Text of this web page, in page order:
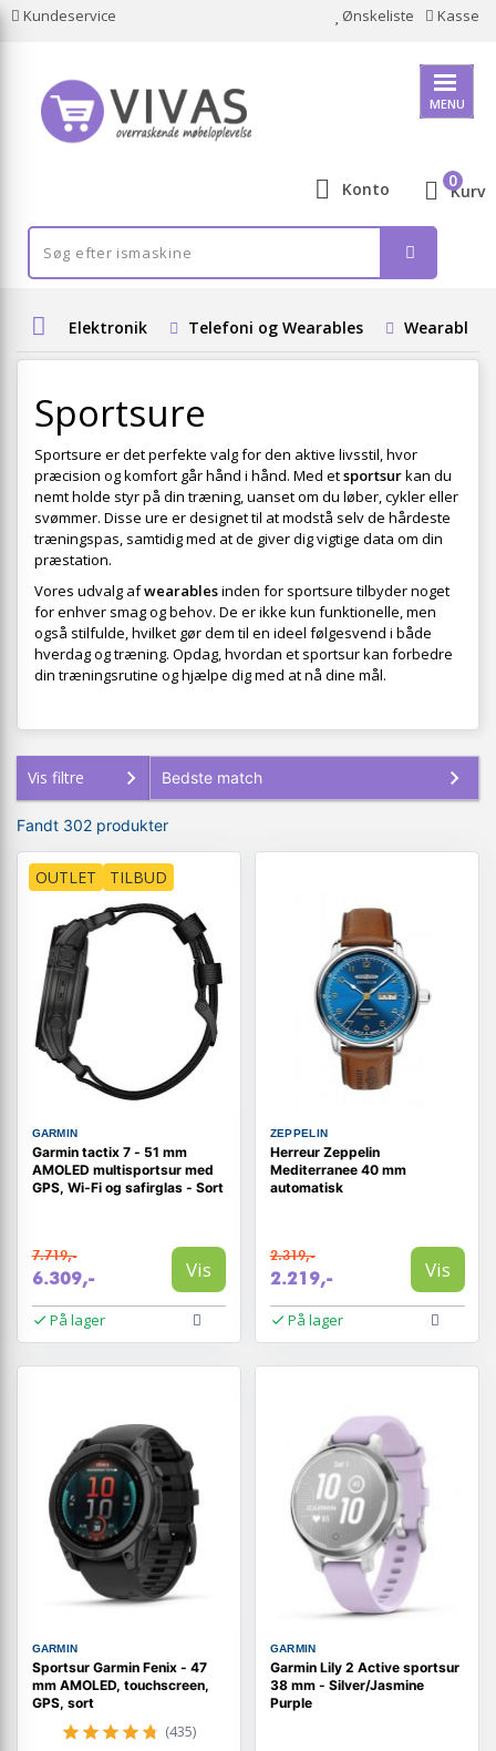
Kundeservice Ønskeliste Kasse
MENU
Konto Kurv
0
Elektronik Telefoni og Wearables Wearables
Sportsure
Sportsure er det perfekte valg for den aktive livsstil, hvor
præcision og komfort går hånd i hånd. Med etsportsurkan du
nemt holde styr på din træning, uanset om du løber, cykler eller
svømmer. Disse ure er designet til at modstå selv de hårdeste
træningspas, samtidig med at de giver dig vigtige data om din
præstation.
Vores udvalg afwearablesinden for sportsure tilbyder noget
for enhver smag og behov. De er ikke kun funktionelle, men
også stilfulde, hvilket gør dem til en ideel følgesvend i både
hverdag og træning. Opdag, hvordan et sportsur kan forbedre
din træningsrutine og hjælpe dig med at nå dine mål.
Vis filtre
Fandt 302 produkter
OUTLET TILBUD
GARMIN
Garmin tactix 7 - 51 mm
AMOLED multisportsur med
GPS, Wi‑Fi og safirglas - Sort
7.719,-
6.309,- Vis
På lager
ZEPPELIN
Herreur Zeppelin
Mediterranee 40 mm
automatisk
2.319,-
2.219,- Vis
På lager
GARMIN
Sportsur Garmin Fenix - 47
mm AMOLED, touchscreen,
GPS, sort
(435)
GARMIN
Garmin Lily 2 Active sportsur
38 mm - Silver/Jasmine
Purple